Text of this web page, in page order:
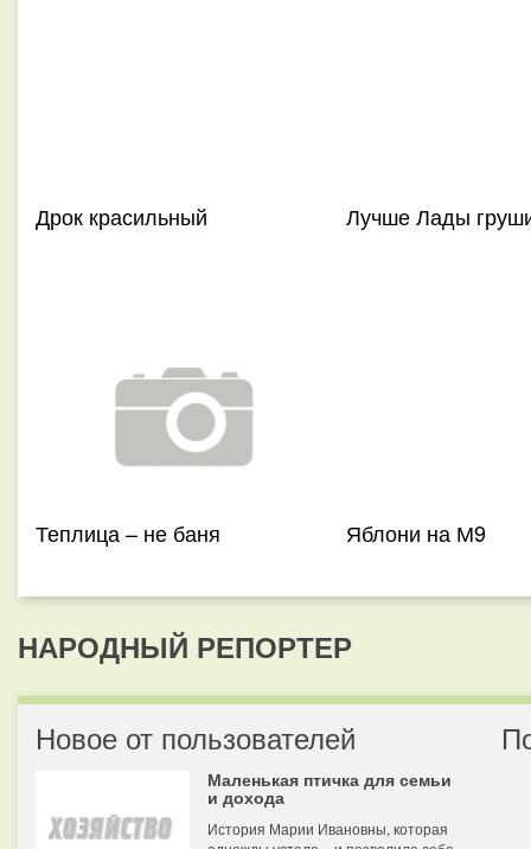
Дрок красильный Лучше Лады
Теплица – не баня Яблони на М9
НАРОДНЫЙ РЕПОРТЕР
Новое от пользователей
Маленькая птичка для семьи
и дохода
История Марии Ивановны, которая